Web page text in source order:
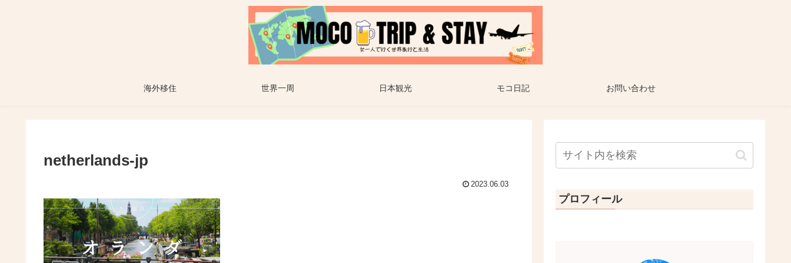
海外移住 世界一周 日本観光 モコ日記 お問い合わせ
netherlands-jp
2023.06.03
プロフィール